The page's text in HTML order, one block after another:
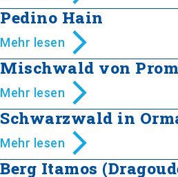
Pedino Hain
Mehr lesen
Mischwald von
Mehr lesen
Schwarzwald in
Mehr lesen
Berg Itamos